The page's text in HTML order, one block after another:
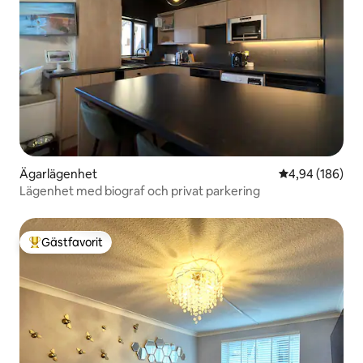
Ägarlägenhet 4,94 av 5 i
4,94 (186)
Lägenhet med biograf och privat parkering
Populär gästfavorit
Gästfavorit